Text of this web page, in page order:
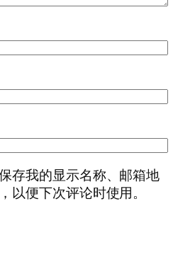
存我的显示名称、邮箱地
以便下次评论时使用。